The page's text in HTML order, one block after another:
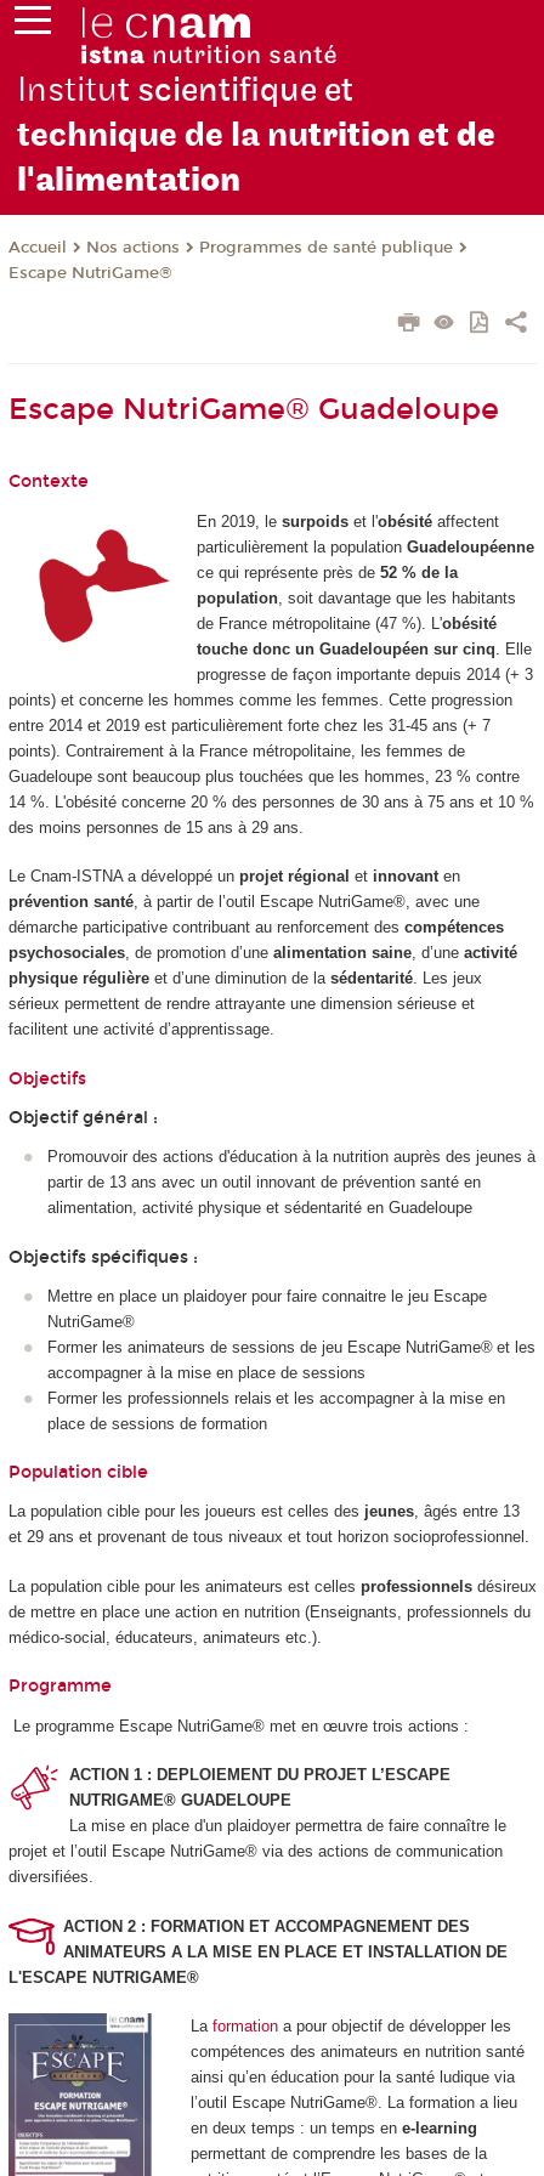
Institut scientifique et
technique de la nutrition et de
l'alimentation
Accueil Nos actions
Programmes de santé publique
Escape NutriGame®
Escape NutriGame® Guadeloupe
Contexte
En 2019, le surpoidset l'obésitéaffectent
particulièrement la population Guadeloupéenne
ce qui représente près de 52 % de la
population, soit davantage que les habitants
de France métropolitaine (47 %). L'obésité
touche donc un Guadeloupéen sur cinq . Elle
progresse de façon importante depuis 2014 (+ 3
points) et concerne les hommes comme les femmes. Cette progression
entre 2014 et 2019 est particulièrement forte chez les 31-45 ans (+ 7
points). Contrairement à la France métropolitaine, les femmes de
Guadeloupe sont beaucoup plus touchées que les hommes, 23 % contre
14 %. L'obésité concerne 20 % des personnes de 30 ans à 75 ans et 10 %
des moins personnes de 15 ans à 29 ans
Le Cnam-ISTNA a développé un projet régional et innovanten
prévention santé, à partir de l’outil Escape NutriGame®, avec une
démarche participative contribuant au renforcement des compétences
psychosociales, de promotion d’une alimentation saine, d’une activité
physique régulièreet d’une diminution de la sédentarité. Les jeux
sérieux permettent de rendre attrayante une dimension sérieuse et
facilitent une activité d’apprentissage.
Objectifs
Objectif général :
Promouvoir des actions d'éducation à la nutrition auprès des jeunes à
partir de 13 ans avec un outil innovant de prévention santé en
alimentation, activité physique et sédentarité en Guadeloupe
Objectifs spécifiques :
Mettre en place un plaidoyer pour faire connaitre le jeu Escape
NutriGame®
Former les animateurs de sessions de jeu Escape NutriGame® et les
accompagner à la mise en place de sessions
Former les professionnels relais et les accompagner à la mise en
place de sessions de formation
Population cible
La population cible pour les joueurs est celles des jeunes, âgés entre 13
et 29 ans et provenant de tous niveaux et tout horizon socioprofessionnel.
La population cible pour les animateurs est celles professionnelsdésireux
de mettre en place une action en nutrition (Enseignants, professionnels du
médico-social, éducateurs, animateurs etc.).
Programme
Le programme Escape NutriGame® met en œuvre trois actions :
ACTION 1 : DEPLOIEMENT DU PROJET L’ESCAPE
NUTRIGAME® GUADELOUPE
La mise en place d'un plaidoyer permettra de faire connaître le
projet et l’outil Escape NutriGame® via des actions de communication
diversifiées.
ACTION 2 : FORMATION ET ACCOMPAGNEMENT DES
ANIMATEURS A LA MISE EN PLACE ET INSTALLATION DE
L'ESCAPE NUTRIGAME®
La formation a pour objectif de développer les
compétences des animateurs en nutrition santé
ainsi qu’en éducation pour la santé ludique via
l’outil Escape NutriGame®. La formation a lieu
en deux temps : un temps en e-learning
permettant de comprendre les bases de la